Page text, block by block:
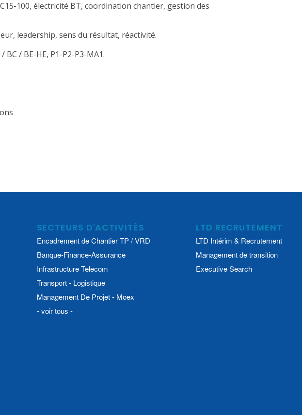
100, électricité BT, coordination chantier, gestion des
leadership, sens du résultat, réactivité.
/ BE-HE, P1-P2-P3-MA1.
SECTEURS D'ACTIVITÉS
Encadrement de Chantier TP / VRD
Banque-Finance-Assurance
Infrastructure Telecom
Transport - Logistique
Management De Projet - Moex
- voir tous -
LTD RECRUTEMENT
LTD Intérim & Recrutement
Management de transition
Executive Search